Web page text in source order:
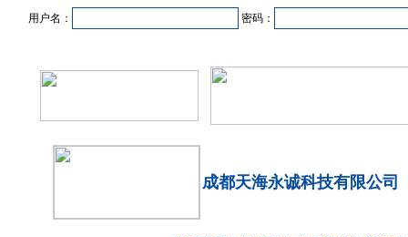
用户名： 密码：
成都天海永诚科技有限公司